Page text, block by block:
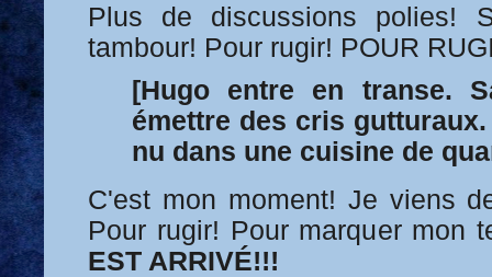
Plus de discussions polies!
tambour! Pour rugir! POUR
[Hugo entre en transe.
émettre des cris
nu dans une cuisine de
C'est mon moment! Je viens
Pour rugir! Pour marquer mon
EST ARRIVÉ!!!